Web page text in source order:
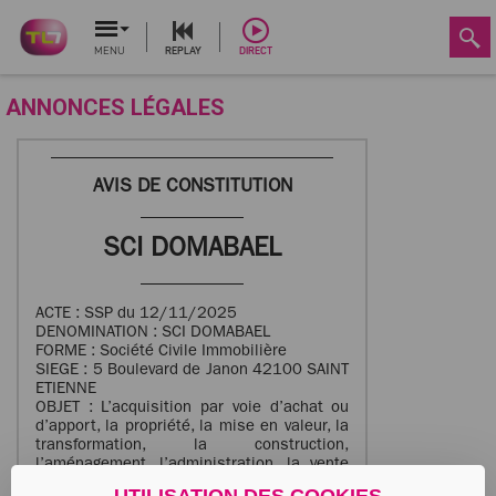
MENU REPLAY DIRECT
ANNONCES LÉGALES
AVIS DE CONSTITUTION
SCI DOMABAEL
ACTE : SSP du 12/11/2025
DENOMINATION : SCI DOMABAEL
FORME : Société Civile Immobilière
SIEGE : 5 Boulevard de Janon 42100 SAINT
ETIENNE
OBJET : L’acquisition par voie d’achat ou
d’apport, la propriété, la mise en valeur, la
transformation, la construction,
l’aménagement, l’administration, la vente